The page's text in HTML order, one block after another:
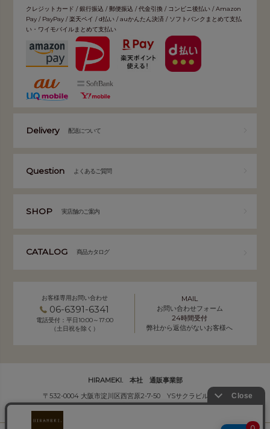
クレジットカード / 銀行振込 / 郵便振込 / 代金引換 / コンビニ後払い / Amazon
Pay / PayPay / 楽天ペイ / d払い / auかんたん決済 / ソフトバンクまとめて支払
い・ワイモバイルまとめて支払い
Delivery 配送について
Question よくあるご質問
SHOP 実店舗のご案内
CATALOG 商品カタログ
お客様専用お問い合わせ
06-6391-6341
電話受付：平日10:00～17:00
（土日祝を除く）
MAIL
お問い合わせフォーム
24時間受付
弊社から返信がないお客様へ
HIRAMEKI. 本社 通販事業部
〒532-0004 大阪市淀川区西宮原2-7-50 YSサクラビル B1F
株式会社サクラ衣料 HIRAMEKI.事業部